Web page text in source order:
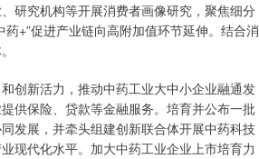
究机构等开展消费者画像研究，聚焦细分
+”促进产业链向高附加值环节延伸。结合消
新活力，推动中药工业大中小企业融通发
供保险、贷款等金融服务。培育并公布一批
发展，并牵头组建创新联合体开展中药科技
现代化水平。加大中药工业企业上市培育力